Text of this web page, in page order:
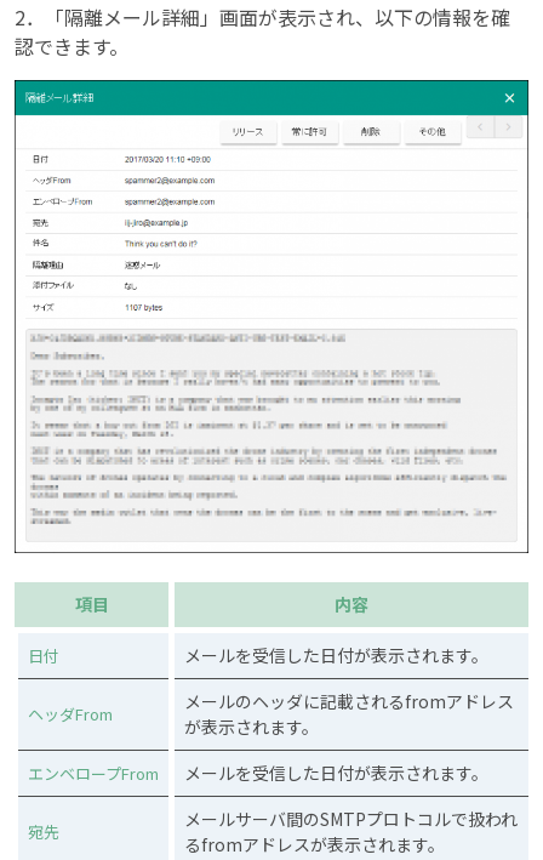
2．「隔離メール詳細」画面が表示され、以下の情報を確
認できます。
項目 内容
日付 メールを受信した日付が表示されます。
ヘッダFrom
メールのヘッダに記載されるfromアドレス
が表示されます。
エンベロープFrom メールを受信した日付が表示されます。
宛先
メールサーバ間のSMTPプロトコルで扱われ
るfromアドレスが表示されます。